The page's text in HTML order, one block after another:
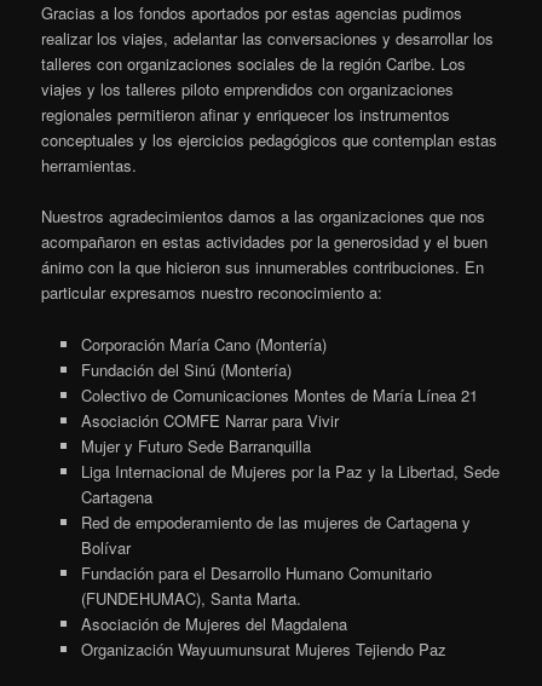
Gracias a los fondos aportados por estas agencias pudimos
realizar los viajes, adelantar las conversaciones y desarrollar los
talleres con organizaciones sociales de la región Caribe. Los
viajes y los talleres piloto emprendidos con organizaciones
regionales permitieron afinar y enriquecer los instrumentos
conceptuales y los ejercicios pedagógicos que contemplan estas
herramientas.
Nuestros agradecimientos damos a las organizaciones que nos
acompañaron en estas actividades por la generosidad y el buen
ánimo con la que hicieron sus innumerables contribuciones. En
particular expresamos nuestro reconocimiento a:
Corporación María Cano (Montería)
Fundación del Sinú (Montería)
Colectivo de Comunicaciones Montes de María Línea 21
Asociación COMFE Narrar para Vivir
Mujer y Futuro Sede Barranquilla
Liga Internacional de Mujeres por la Paz y la Libertad, Sede
Cartagena
Red de empoderamiento de las mujeres de Cartagena y
Bolívar
Fundación para el Desarrollo Humano Comunitario
(FUNDEHUMAC), Santa Marta.
Asociación de Mujeres del Magdalena
Organización Wayuumunsurat Mujeres Tejiendo Paz